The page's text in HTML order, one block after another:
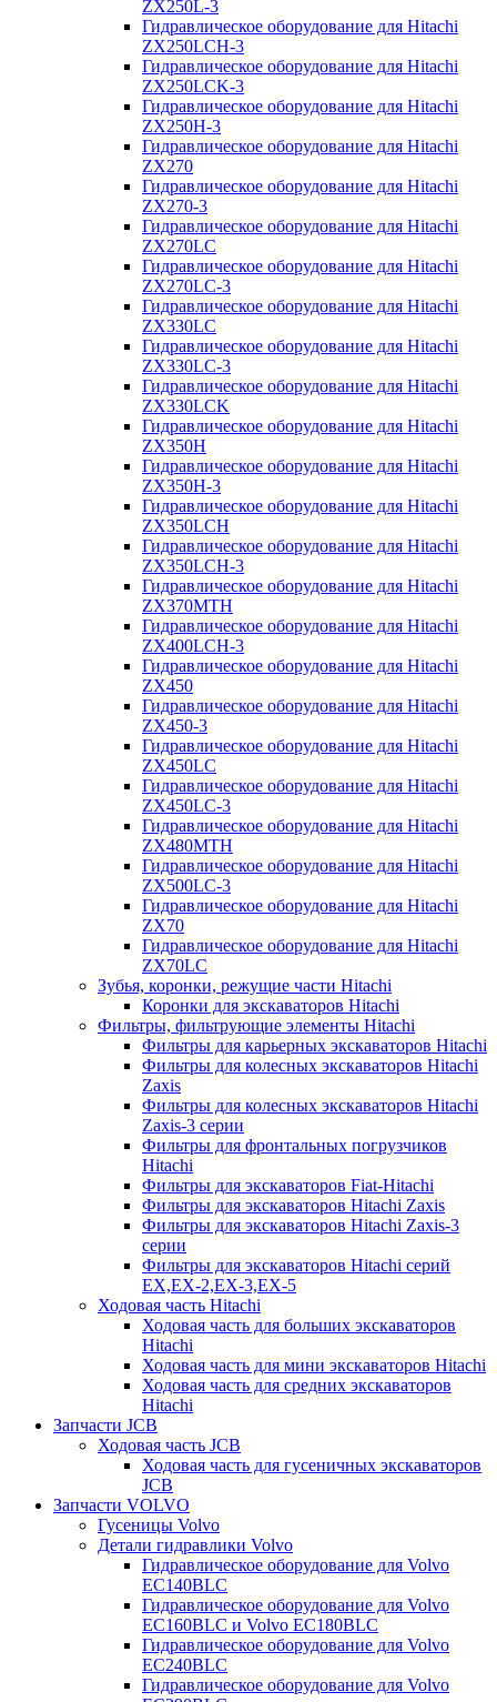
ZX250L-3
Гидравлическое оборудование для Hitachi
ZX250LCH-3
Гидравлическое оборудование для Hitachi
ZX250LCK-3
Гидравлическое оборудование для Hitachi
ZX250Н-3
Гидравлическое оборудование для Hitachi
ZX270
Гидравлическое оборудование для Hitachi
ZX270-3
Гидравлическое оборудование для Hitachi
ZX270LC
Гидравлическое оборудование для Hitachi
ZX270LC-3
Гидравлическое оборудование для Hitachi
ZX330LC
Гидравлическое оборудование для Hitachi
ZX330LC-3
Гидравлическое оборудование для Hitachi
ZX330LCK
Гидравлическое оборудование для Hitachi
ZX350H
Гидравлическое оборудование для Hitachi
ZX350H-3
Гидравлическое оборудование для Hitachi
ZX350LCH
Гидравлическое оборудование для Hitachi
ZX350LCH-3
Гидравлическое оборудование для Hitachi
ZX370MTH
Гидравлическое оборудование для Hitachi
ZX400LCH-3
Гидравлическое оборудование для Hitachi
ZX450
Гидравлическое оборудование для Hitachi
ZX450-3
Гидравлическое оборудование для Hitachi
ZX450LC
Гидравлическое оборудование для Hitachi
ZX450LC-3
Гидравлическое оборудование для Hitachi
ZX480MTH
Гидравлическое оборудование для Hitachi
ZX500LC-3
Гидравлическое оборудование для Hitachi
ZX70
Гидравлическое оборудование для Hitachi
ZX70LC
Зубья, коронки, режущие части Hitachi
Коронки для экскаваторов Hitachi
Фильтры, фильтрующие элементы Hitachi
Фильтры для карьерных экскаваторов Hitachi
Фильтры для колесных экскаваторов Hitachi
Zaxis
Фильтры для колесных экскаваторов Hitachi
Zaxis-3 серии
Фильтры для фронтальных погрузчиков
Hitachi
Фильтры для экскаваторов Fiat-Hitachi
Фильтры для экскаваторов Hitachi Zaxis
Фильтры для экскаваторов Hitachi Zaxis-3
серии
Фильтры для экскаваторов Hitachi серий
EX,EX-2,EX-3,EX-5
Ходовая часть Hitachi
Ходовая часть для больших экскаваторов
Hitachi
Ходовая часть для мини экскаваторов Hitachi
Ходовая часть для средних экскаваторов
Hitachi
Запчасти JCB
Ходовая часть JCB
Ходовая часть для гусеничных экскаваторов
JCB
Запчасти VOLVO
Гусеницы Volvo
Детали гидравлики Volvo
Гидравлическое оборудование для Volvo
EC140BLC
Гидравлическое оборудование для Volvo
EC160BLC и Volvo EC180BLC
Гидравлическое оборудование для Volvo
EC240BLC
Гидравлическое оборудование для Volvo